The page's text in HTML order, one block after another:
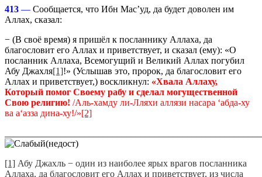
413 — Сообщается, что Ибн Мас’уд, да будет доволен им
Аллах, сказал:
− (В своё время) я пришёл к посланнику Аллаха, да
благословит его Аллах и приветствует, и сказал (ему): «О
посланник Аллаха, Всемогущий и Великий Аллах погубил
Абу Джахля[1]!» (Услышав это, пророк, да благословит его
Аллах и приветствует,) воскликнул: «Хвала Аллаху,
Который помог Своему рабу и сделал могущественной
Свою религию! /Аль-хамду ли-Лляхи аллязи насара ‘абда-ху
ва а‘азза дина-ху!/»[2]
[1] Абу Джахль − один из наиболее ярых врагов посланника
Аллаха, да благословит его Аллах и приветствует, из числа